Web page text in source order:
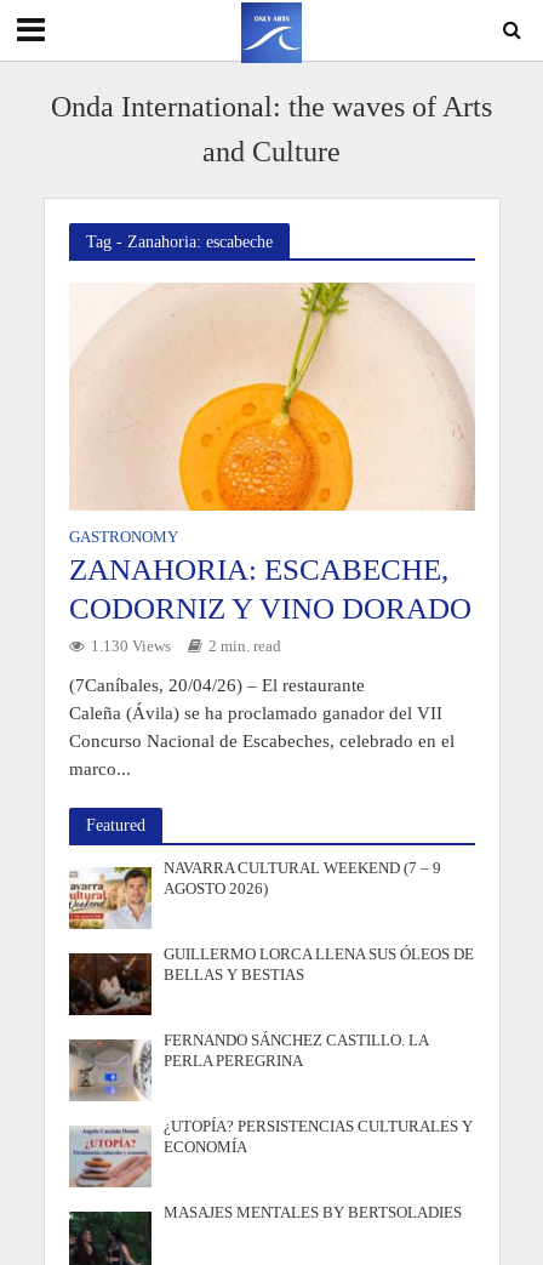
Onda International: the waves of Arts
and Culture
Tag - Zanahoria: escabeche
GASTRONOMY
ZANAHORIA: ESCABECHE,
CODORNIZ Y VINO DORADO
1.130 Views 2 min. read
(7Caníbales, 20/04/26) – El restaurante
Caleña (Ávila) se ha proclamado ganador del VII
Concurso Nacional de Escabeches, celebrado en el
marco...
Featured
NAVARRA CULTURAL WEEKEND (7 – 9
AGOSTO 2026)
GUILLERMO LORCA LLENA SUS ÓLEOS DE
BELLAS Y BESTIAS
FERNANDO SÁNCHEZ CASTILLO. LA
PERLA PEREGRINA
¿UTOPÍA? PERSISTENCIAS CULTURALES Y
ECONOMÍA
MASAJES MENTALES BY BERTSOLADIES